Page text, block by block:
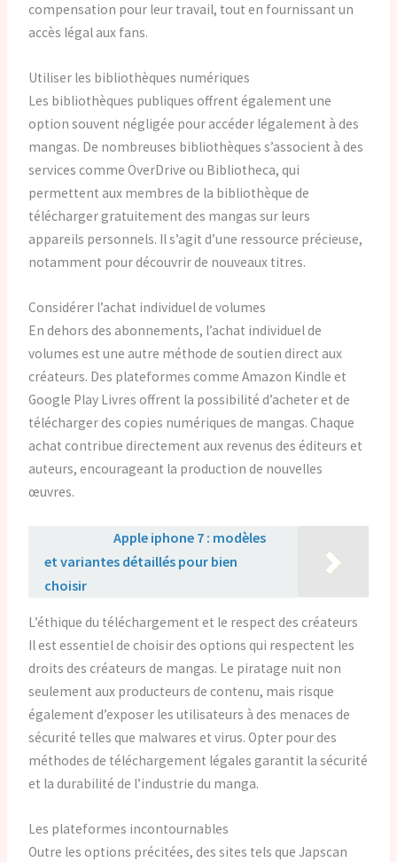
compensation pour leur travail, tout en fournissant un
accès légal aux fans.
Utiliser les bibliothèques numériques
Les bibliothèques publiques offrent également une
option souvent négligée pour accéder légalement à des
mangas. De nombreuses bibliothèques s’associent à des
services comme OverDrive ou Bibliotheca, qui
permettent aux membres de la bibliothèque de
télécharger gratuitement des mangas sur leurs
appareils personnels. Il s’agit d’une ressource précieuse,
notamment pour découvrir de nouveaux titres.
Considérer l’achat individuel de volumes
En dehors des abonnements, l’achat individuel de
volumes est une autre méthode de soutien direct aux
créateurs. Des plateformes comme Amazon Kindle et
Google Play Livres offrent la possibilité d’acheter et de
télécharger des copies numériques de mangas. Chaque
achat contribue directement aux revenus des éditeurs et
auteurs, encourageant la production de nouvelles
œuvres.
Apple iphone 7 : modèles
et variantes détaillés pour bien
choisir
L’éthique du téléchargement et le respect des créateurs
Il est essentiel de choisir des options qui respectent les
droits des créateurs de mangas. Le piratage nuit non
seulement aux producteurs de contenu, mais risque
également d’exposer les utilisateurs à des menaces de
sécurité telles que malwares et virus. Opter pour des
méthodes de téléchargement légales garantit la sécurité
et la durabilité de l’industrie du manga.
Les plateformes incontournables
Outre les options précitées, des sites tels que Japscan